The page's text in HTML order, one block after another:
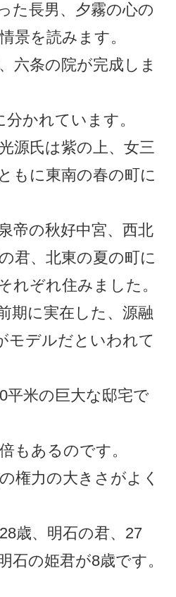
た長男、夕霧の心の
景を読みます。
六条の院が完成しま
かれています。
源氏は紫の上、女三
もに東南の春の町に
帝の秋好中宮、西北
君、北東の夏の町に
れぞれ住みました。
期に実在した、源融
モデルだといわれて
平米の巨大な邸宅で
もあるのです。
権力の大きさがよく
歳、明石の君、27
石の姫君が8歳です。